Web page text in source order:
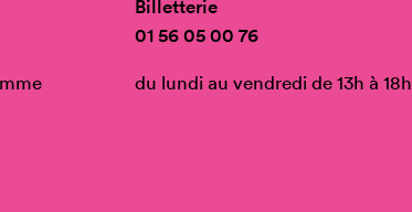
Billetterie
01 56 05 00 76
du lundi au vendredi de 13h à 18h